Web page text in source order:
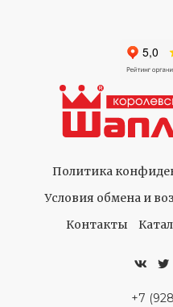
Политика
Условия обмена и
Контакты
+7